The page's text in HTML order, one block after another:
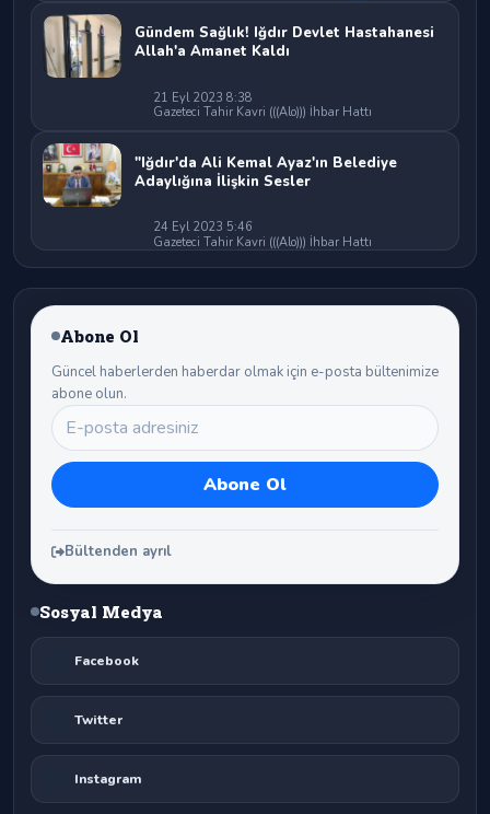
Gündem Sağlık! Iğdır Devlet Hastahanesi
Allah'a Amanet Kaldı
21 Eyl 2023 8:38
Gazeteci Tahir Kavri (((Alo))) İhbar Hattı
"Iğdır'da Ali Kemal Ayaz'ın Belediye
Adaylığına İlişkin Sesler
24 Eyl 2023 5:46
Gazeteci Tahir Kavri (((Alo))) İhbar Hattı
Abone Ol
Güncel haberlerden haberdar olmak için e-posta bültenimize
abone olun.
Bültenden ayrıl
Sosyal Medya
Facebook
Twitter
Instagram